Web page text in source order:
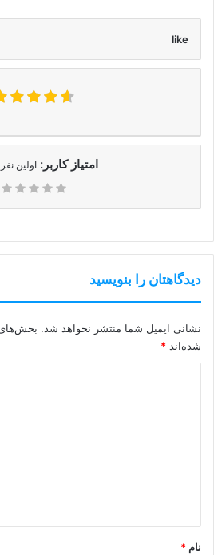
like
امتیاز کاربر: اولین
دیدگاهتان را بنویسید
نشانی ایمیل شما منتشر نخواهد شد. بخش‌های
شده‌اند *
نام *